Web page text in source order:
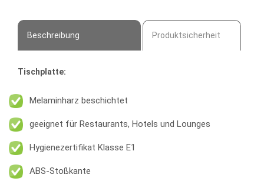
Beschreibung Produktsicherheit
Tischplatte:
Melaminharz beschichtet
geeignet für Restaurants, Hotels und Lounges
Hygienezertifikat Klasse E1
ABS-Stoßkante